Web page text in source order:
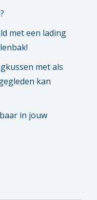
met een lading
met als
kan
in jouw